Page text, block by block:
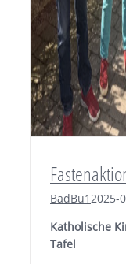
BadBu12025-
Katholische
Tafel